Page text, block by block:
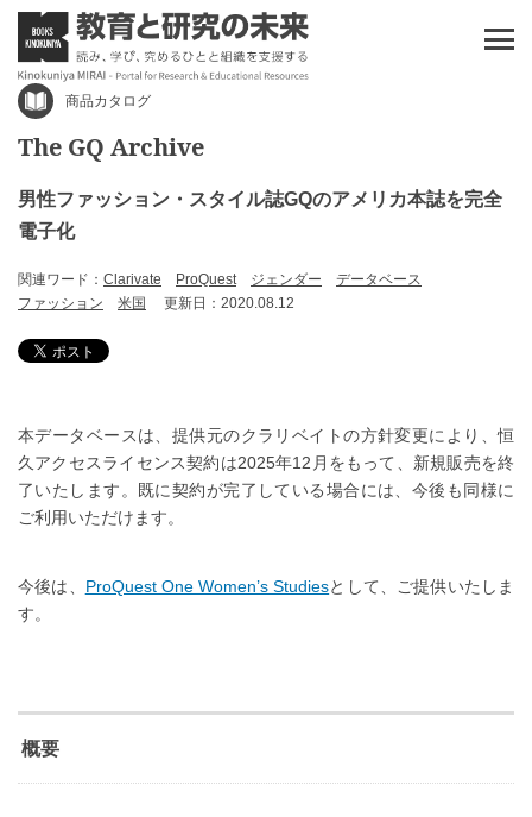
商品カタログ
The GQ Archive
男性ファッション・スタイル誌GQのアメリカ本誌を完全
電子化
関連ワード： Clarivate ProQuest ジェンダー
データベース
ファッション
米国 更新日：2020.08.12
本データベースは、提供元のクラリベイトの方針変更により、恒
久アクセスライセンス契約は2025年12月をもって、新規販売を終
了いたします。既に契約が完了している場合には、今後も同様に
ご利用いただけます。
今後は、 ProQuest One Women’s Studiesとして、ご提供いたしま
す。
概要